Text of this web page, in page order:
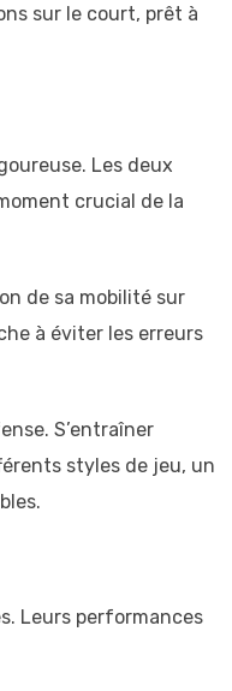
sur le court, prêt à
Les deux
crucial de la
de sa mobilité sur
à éviter les erreurs
S’entraîner
styles de jeu, un
Leurs performances